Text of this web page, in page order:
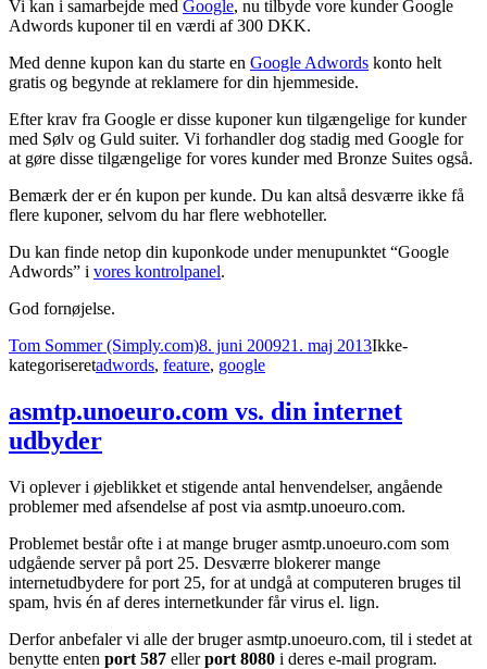
Vi kan i samarbejde med Google, nu tilbyde vore kunder Google
Adwords kuponer til en værdi af 300 DKK.
Med denne kupon kan du starte en Google Adwords konto helt
gratis og begynde at reklamere for din hjemmeside.
Efter krav fra Google er disse kuponer kun tilgængelige for kunder
med Sølv og Guld suiter. Vi forhandler dog stadig med Google for
at gøre disse tilgængelige for vores kunder med Bronze Suites også.
Bemærk der er én kupon per kunde. Du kan altså desværre ikke få
flere kuponer, selvom du har flere webhoteller.
Du kan finde netop din kuponkode under menupunktet “Google
Adwords” i vores kontrolpanel.
God fornøjelse.
Forfatter
Tom Sommer (Simply.com)Udgivet
8. juni 200921. maj 2013Kategorier
Ikke-
kategoriseretTags
adwords, feature, google
asmtp.unoeuro.com vs. din internet
udbyder
Vi oplever i øjeblikket et stigende antal henvendelser, angående
problemer med afsendelse af post via asmtp.unoeuro.com.
Problemet består ofte i at mange bruger asmtp.unoeuro.com som
udgående server på port 25. Desværre blokerer mange
internetudbydere for port 25, for at undgå at computeren bruges til
spam, hvis én af deres internetkunder får virus el. lign.
Derfor anbefaler vi alle der bruger asmtp.unoeuro.com, til i stedet at
benytte enten port 587 ellerport 8080 i deres e-mail program.